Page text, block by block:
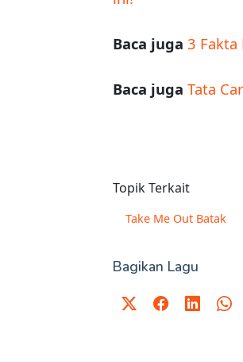
Baca juga 3 Fakta
Baca juga Tata
Topik Terkait
Take Me Out Batak
Bagikan Lagu